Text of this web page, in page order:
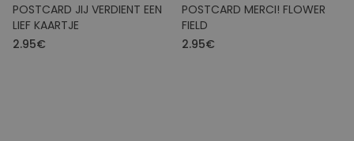
POSTCARD JIJ VERDIENT EEN
LIEF KAARTJE
2.95€
POSTCARD MERCI! FLOWER
FIELD
2.95€